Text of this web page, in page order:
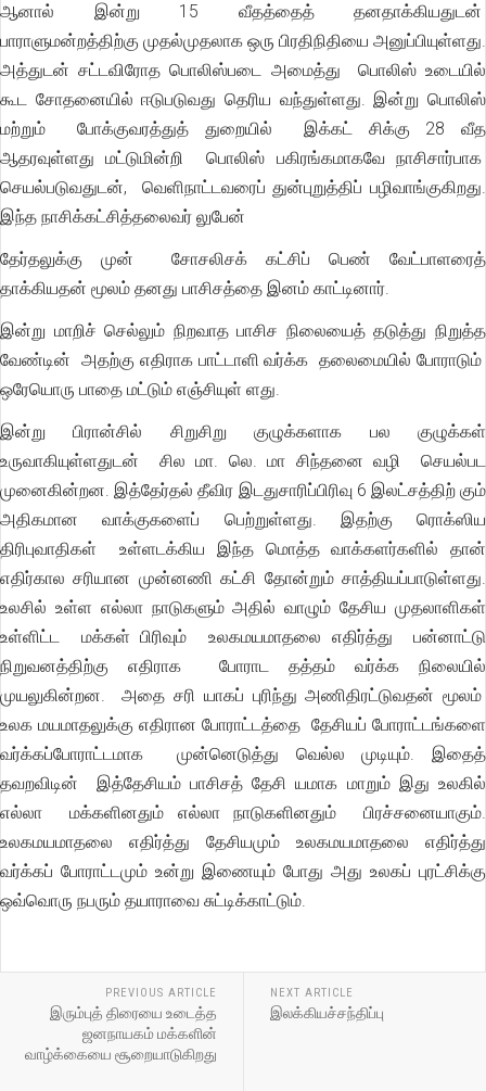
ஆனால் இன்று 15 வீதத்தைத் தனதாக்கியதுடன்
பாராளுமன்றத்திற்கு முதல்முதலாக ஒரு பிரதிநிதியை அனுப்பியுள்ளது.
அத்துடன் சட்டவிரோத பொலிஸ்படை அமைத்து பொலிஸ் உடையில்
கூட சோதனையில் ஈடுபடுவது தெரிய வந்துள்ளது. இன்று பொலிஸ்
மற்றும் போக்குவரத்துத் துறையில் இக்கட் சிக்கு 28 வீத
ஆதரவுள்ளது மட்டுமின்றி பொலிஸ் பகிரங்கமாகவே நாசிசார்பாக
செயல்படுவதுடன், வெளிநாட்டவரைப் துன்புறுத்திப் பழிவாங்குகிறது.
இந்த நாசிக்கட்சித்தலைவர் லுபேன்
தேர்தலுக்கு முன் சோசலிசக் கட்சிப் பெண் வேட்பாளரைத்
தாக்கியதன் மூலம் தனது பாசிசத்தை இனம் காட்டினார்.
இன்று மாறிச் செல்லும் நிறவாத பாசிச நிலையைத் தடுத்து நிறுத்த
வேண்டின் அதற்கு எதிராக பாட்டாளி வர்க்க தலைமையில் போராடும்
ஒரேயொரு பாதை மட்டும் எஞ்சியுள் ளது.
இன்று பிரான்சில் சிறுசிறு குழுக்களாக பல குழுக்கள்
உருவாகியுள்ளதுடன் சில மா. லெ. மா சிந்தனை வழி செயல்பட
முனைகின்றன. இத்தேர்தல் தீவிர இடதுசாரிப்பிரிவு 6 இலட்சத்திற் கும்
அதிகமான வாக்குகளைப் பெற்றுள்ளது. இதற்கு ரொக்ஸிய
திரிபுவாதிகள் உள்ளடக்கிய இந்த மொத்த வாக்களர்களில் தான்
எதிர்கால சரியான முன்னணி கட்சி தோன்றும் சாத்தியப்பாடுள்ளது.
உலசில் உள்ள எல்லா நாடுகளும் அதில் வாழும் தேசிய முதலாளிகள்
உள்ளிட்ட மக்கள் பிரிவும் உலகமயமாதலை எதிர்த்து பன்னாட்டு
நிறுவனத்திற்கு எதிராக போராட தத்தம் வர்க்க நிலையில்
முயலுகின்றன. அதை சரி யாகப் புரிந்து அணிதிரட்டுவதன் மூலம்
உலக மயமாதலுக்கு எதிரான போராட்டத்தை தேசியப் போராட்டங்களை
வர்க்கப்போராட்டமாக முன்னெடுத்து வெல்ல முடியும். இதைத்
தவறவிடின் இத்தேசியம் பாசிசத் தேசி யமாக மாறும் இது உலகில்
எல்லா மக்களினதும் எல்லா நாடுகளினதும் பிரச்சனையாகும்.
உலகமயமாதலை எதிர்த்து தேசியமும் உலகமயமாதலை எதிர்த்து
வர்க்கப் போராட்டமும் உன்று இணையும் போது அது உலகப் புரட்சிக்கு
ஒவ்வொரு நபரும் தயாராவை சுட்டிக்காட்டும்.
PREVIOUS ARTICLE
இரும்புத் திரையை உடைத்த
ஜனநாயகம் மக்களின்
வாழ்க்கையை சூறையாடுகிறது
NEXT ARTICLE
இலக்கியச்சந்திப்பு